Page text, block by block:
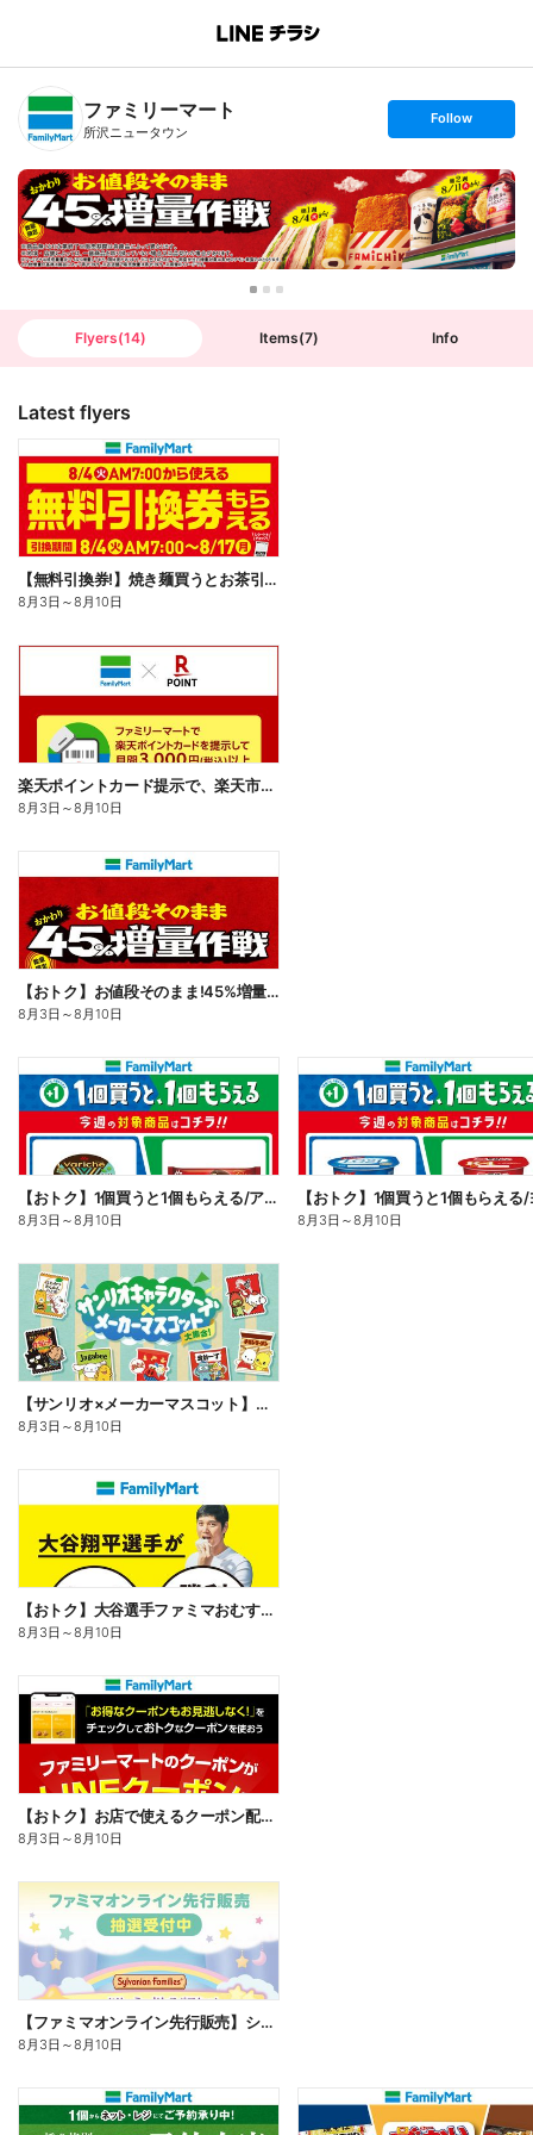
B
n
T
ファミリーマート
所沢ニュータウン
s
t
o
l
l
o
w
Follow
Flyers(14) Items(7) Info
Latest flyers
【無料引換券!】焼き麺買うとお茶引換券貰える!
8月3日 ～8月10日
楽天ポイントカード提示で、楽天市場でのお買い物がおトクに!
8月3日 ～8月10日
【おトク】お値段そのまま!45%増量作戦!
8月3日 ～8月10日
【おトク】1個買うと1個もらえる/アイス
8月3日 ～8月10日 8月3日 ～8月10日
【サンリオ×メーカーマスコット】オリジナルグッズ貰える!
8月3日 ～8月10日
【おトク】大谷選手ファミマおむすび割
8月3日 ～8月10日
【おトク】お店で使えるクーポン配信中
8月3日 ～8月10日
【ファミマオンライン先行販売】シルバニアファミリー
8月3日 ～8月10日